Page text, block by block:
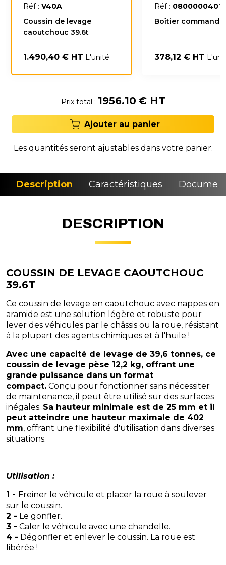
Réf : V40A
Coussin de levage
caoutchouc 39.6t
1.490,40 € HT L'unité
Réf : 0800000401
Boîtier commande
378,12 € HT
Prix total : 1956.10 € HT
Ajouter au panier
Les quantités seront ajustables dans votre panier.
Description Caractéristiques
DESCRIPTION
COUSSIN DE LEVAGE CAOUTCHOUC
39.6T
Ce coussin de levage en caoutchouc avec nappes en
aramide est une solution légère et robuste pour
lever des véhicules par le châssis ou la roue, résistant
à la plupart des agents chimiques et à l'huile !
Avec une capacité de levage de 39,6 tonnes, ce
coussin de levage pèse 12,2 kg, offrant une
grande puissance dans un format
compact. Conçu pour fonctionner sans nécessiter
de maintenance, il peut être utilisé sur des surfaces
inégales. Sa hauteur minimale est de 25 mm et il
peut atteindre une hauteur maximale de 402
mm, offrant une flexibilité d'utilisation dans diverses
situations.
Utilisation :
1 - Freiner le véhicule et placer la roue à soulever
sur le coussin.
2 - Le gonfler.
3 - Caler le véhicule avec une chandelle.
4 - Dégonfler et enlever le coussin. La roue est
libérée !